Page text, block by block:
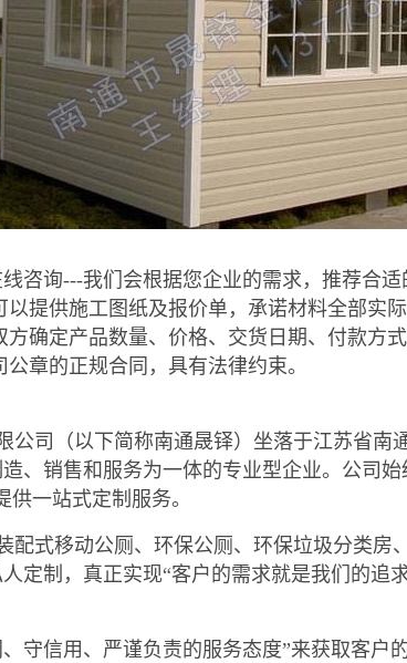
咨询---我们会根据您企业的需求，推荐合适
提供施工图纸及报价单，承诺材料全部实际
确定产品数量、价格、交货日期、付款方式
公章的正规合同，具有法律约束。
公司（以下简称南通晟铎）坐落于江苏省南
、销售和服务为一体的专业型企业。公司
供一站式定制服务。
配式移动公厕、环保公厕、环保垃圾分类房
定制，真正实现“客户的需求就是我们的追
守信用、严谨负责的服务态度”来获取客户